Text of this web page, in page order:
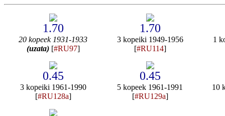
1.70
20 kopeek 1931-1933
(uzata)[#RU97]
1.70
3 kopeiki 1949-1956
[#RU114]
1
0.45
3 kopeiki 1961-1990
[#RU128a]
0.45
5 kopeek 1961-1991
[#RU129a]
10